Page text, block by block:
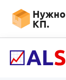
Нужно
КП.
Свечи
для